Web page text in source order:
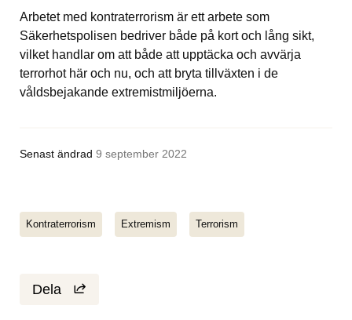
Arbetet med kontraterrorism är ett arbete som
Säkerhetspolisen bedriver både på kort och lång sikt,
vilket handlar om att både att upptäcka och avvärja
terrorhot här och nu, och att bryta tillväxten i de
våldsbejakande extremistmiljöerna.
Senast ändrad 9 september 2022
Kontraterrorism Extremism Terrorism
Dela